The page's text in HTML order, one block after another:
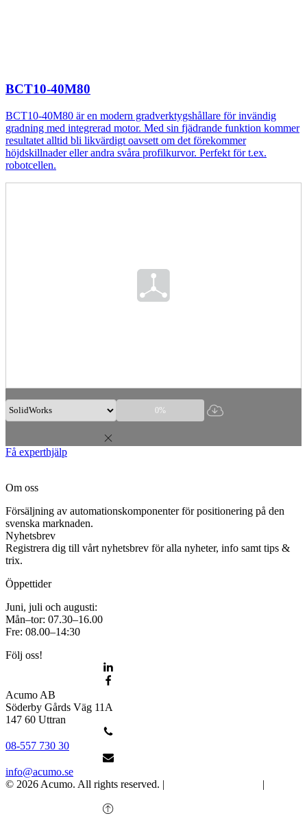
BCT10-40M80
BCT10-40M80 är en modern gradverktygshållare för invändig
gradning med integrerad motor. Med sin fjädrande funktion kommer
resultatet alltid bli likvärdigt oavsett om det förekommer
höjdskillnader eller andra svåra profilkurvor. Perfekt för t.ex.
robotcellen.
0%
Få experthjälp
Om oss
Försäljning av automationskomponenter för positionering på den
svenska marknaden.
Nyhetsbrev
Registrera dig till vårt nyhetsbrev för alla nyheter, info samt tips &
trix.
Öppettider
Juni, juli och augusti:
Mån–tor: 07.30–16.00
Fre: 08.00–14:30
Följ oss!
Acumo AB
Söderby Gårds Väg 11A
147 60 Uttran
08-557 730 30
info@acumo.se
© 2026 Acumo. All rights reserved. |
|